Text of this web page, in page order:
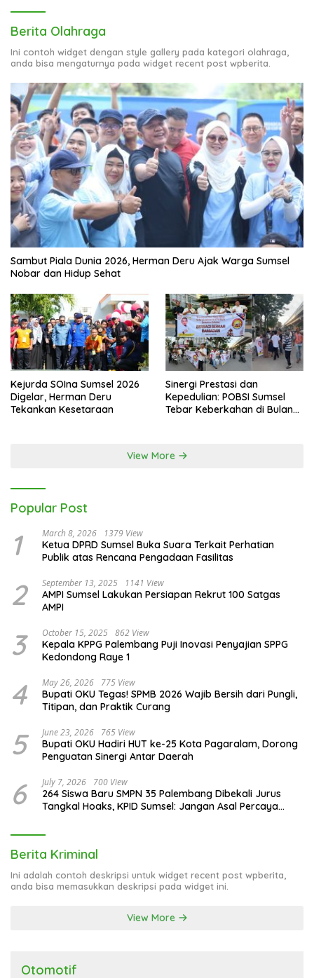
Berita Olahraga
Ini contoh widget dengan style gallery pada kategori olahraga,
anda bisa mengaturnya pada widget recent post wpberita.
Sambut Piala Dunia 2026, Herman Deru Ajak Warga Sumsel
Nobar dan Hidup Sehat
Kejurda SOIna Sumsel 2026
Digelar, Herman Deru
Tekankan Kesetaraan
Sinergi Prestasi dan
Kepedulian: POBSI Sumsel
Tebar Keberkahan di Bulan
View More
Popular Post
1 March 8, 2026 1379 View
Ketua DPRD Sumsel Buka Suara Terkait Perhatian
Publik atas Rencana Pengadaan Fasilitas
2 September 13, 2025 1141 View
AMPI Sumsel Lakukan Persiapan Rekrut 100 Satgas
AMPI
3 October 15, 2025 862 View
Kepala KPPG Palembang Puji Inovasi Penyajian SPPG
Kedondong Raye 1
4 May 26, 2026 775 View
Bupati OKU Tegas! SPMB 2026 Wajib Bersih dari Pungli,
Titipan, dan Praktik Curang
5 June 23, 2026 765 View
Bupati OKU Hadiri HUT ke-25 Kota Pagaralam, Dorong
Penguatan Sinergi Antar Daerah
6 July 7, 2026 700 View
264 Siswa Baru SMPN 35 Palembang Dibekali Jurus
Tangkal Hoaks, KPID Sumsel: Jangan Asal Percaya
Berita Kriminal
Ini adalah contoh deskripsi untuk widget recent post wpberita,
anda bisa memasukkan deskripsi pada widget ini.
View More
Otomotif